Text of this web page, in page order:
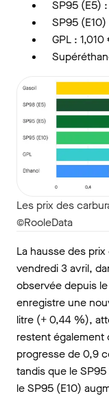
SP95 (E5)
SP95
GPL :
Les prix des
©RooleData
La hausse des
vendredi 3 avril,
observée depuis
enregistre une
litre (+ 0,44 %),
restent également
progresse de 0,9
tandis que le
le SP95 (E10)